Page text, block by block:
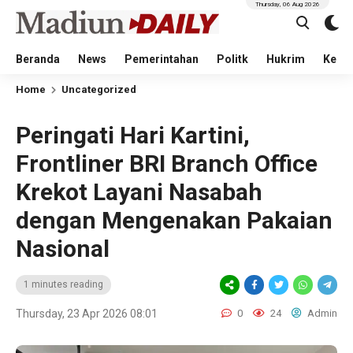
Beranda News Pemerintahan Politk Hukrim
Thursday, 06 Aug 2026
Home Uncategorized
Peringati Hari Kartini,
Frontliner BRI Branch Office
Krekot Layani Nasabah
dengan Mengenakan Pakaian
Nasional
1 minutes reading
Thursday, 23 Apr 2026 08:01 0 24 Admin